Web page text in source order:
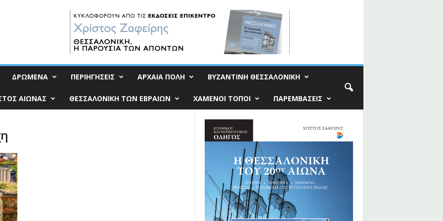
ΔΡΩΜΕΝΑ ΠΕΡΙΗΓΗΣΕΙΣ ΑΡΧΑΙΑ ΠΟΛΗ ΒΥΖΑΝΤΙΝΗ ΘΕΣΣΑΛΟΝΙΚΗ
ΑΙΩΝΑΣ ΘΕΣΣΑΛΟΝΙΚΗ ΤΩΝ ΕΒΡΑΙΩΝ ΧΑΜΕΝΟΙ ΤΟΠΟΙ ΠΑΡΕΜΒΑΣΕΙΣ